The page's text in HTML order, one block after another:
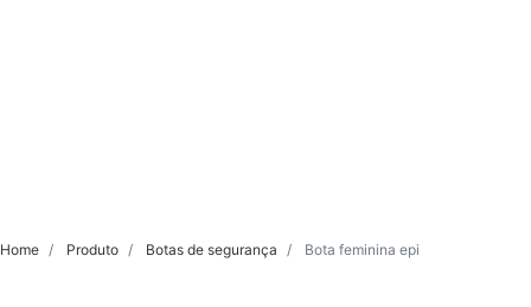
Home Produto Botas de segurança Bota feminina epi